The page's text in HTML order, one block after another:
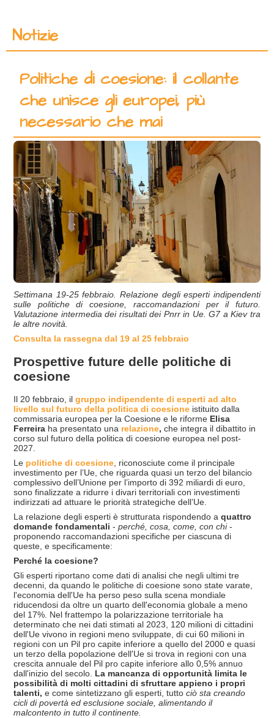
Notizie
Politiche di coesione: il collante
che unisce gli europei, più
necessario che mai
Settimana 19-25 febbraio. Relazione degli esperti indipendenti
sulle politiche di coesione, raccomandazioni per il futuro.
Valutazione intermedia dei risultati dei Pnrr in Ue. G7 a Kiev tra
le altre novità.
Consulta la rassegna dal 19 al 25 febbraio
Prospettive future delle politiche di
coesione
Il 20 febbraio, il gruppo indipendente di esperti ad alto
livello sul futuro della politica di coesione istituito dalla
commissaria europea per la Coesione e le riforme Elisa
Ferreira ha presentato una relazione, che integra il dibattito in
corso sul futuro della politica di coesione europea nel post-
2027.
Le politiche di coesione , riconosciute come il principale
investimento per l’Ue, che riguarda quasi un terzo del bilancio
complessivo dell’Unione per l’importo di 392 miliardi di euro,
sono finalizzate a ridurre i divari territoriali con investimenti
indirizzati ad attuare le priorità strategiche dell’Ue.
La relazione degli esperti è strutturata rispondendo a quattro
domande fondamentali - perché, cosa, come, con chi-
proponendo raccomandazioni specifiche per ciascuna di
queste, e specificamente:
Perché la coesione?
Gli esperti riportano come dati di analisi che negli ultimi tre
decenni, da quando le politiche di coesione sono state varate,
l'economia dell'Ue ha perso peso sulla scena mondiale
riducendosi da oltre un quarto dell'economia globale a meno
del 17%. Nel frattempo la polarizzazione territoriale ha
determinato che nei dati stimati al 2023, 120 milioni di cittadini
dell'Ue vivono in regioni meno sviluppate, di cui 60 milioni in
regioni con un Pil pro capite inferiore a quello del 2000 e quasi
un terzo della popolazione dell'Ue si trova in regioni con una
crescita annuale del Pil pro capite inferiore allo 0,5% annuo
dall'inizio del secolo. La mancanza di opportunità limita le
possibilità di molti cittadini di sfruttare appieno i propri
talenti, e come sintetizzano gli esperti, tutto ciò sta creando
cicli di povertà ed esclusione sociale, alimentando il
malcontento in tutto il continente.